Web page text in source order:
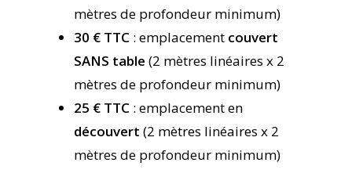
mètres de profondeur minimum)
30 € TTC : emplacement couvert
SANS table (2 mètres linéaires x 2
mètres de profondeur minimum)
25 € TTC : emplacement en
découvert(2 mètres linéaires x 2
mètres de profondeur minimum)